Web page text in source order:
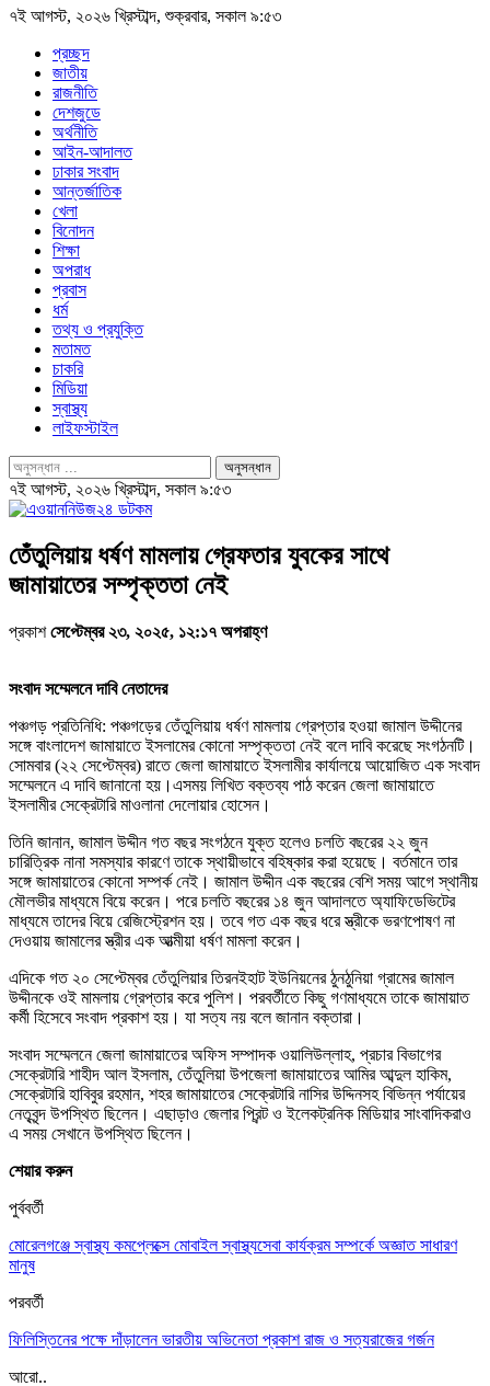
৭ই আগস্ট, ২০২৬ খ্রিস্টাব্দ, শুক্রবার, সকাল ৯:৫৩
প্রচ্ছদ
জাতীয়
রাজনীতি
দেশজুডে
অর্থনীতি
আইন-আদালত
ঢাকার সংবাদ
আন্তর্জাতিক
খেলা
বিনোদন
শিক্ষা
অপরাধ
প্রবাস
ধর্ম
তথ্য ও প্রযুক্তি
মতামত
চাকরি
মিডিয়া
স্বাস্থ্য
লাইফস্টাইল
৭ই আগস্ট, ২০২৬ খ্রিস্টাব্দ, সকাল ৯:৫৩
তেঁতুলিয়ায় ধর্ষণ মামলায় গ্রেফতার যুবকের সাথে
জামায়াতের সম্পৃক্ততা নেই
প্রকাশসেপ্টেম্বর ২৩, ২০২৫, ১২:১৭ অপরাহ্ণ
সংবাদ সম্মেলনে দাবি নেতাদের
পঞ্চগড় প্রতিনিধি: পঞ্চগড়ের তেঁতুলিয়ায় ধর্ষণ মামলায় গ্রেপ্তার হওয়া জামাল উদ্দীনের
সঙ্গে বাংলাদেশ জামায়াতে ইসলামের কোনো সম্পৃক্ততা নেই বলে দাবি করেছে সংগঠনটি।
সোমবার (২২ সেপ্টেম্বর) রাতে জেলা জামায়াতে ইসলামীর কার্যালয়ে আয়োজিত এক সংবাদ
সম্মেলনে এ দাবি জানানো হয়।এসময় লিখিত বক্তব্য পাঠ করেন জেলা জামায়াতে
ইসলামীর সেক্রেটারি মাওলানা দেলোয়ার হোসেন।
তিনি জানান, জামাল উদ্দীন গত বছর সংগঠনে যুক্ত হলেও চলতি বছরের ২২ জুন
চারিত্রিক নানা সমস্যার কারণে তাকে স্থায়ীভাবে বহিষ্কার করা হয়েছে। বর্তমানে তার
সঙ্গে জামায়াতের কোনো সম্পর্ক নেই। জামাল উদ্দীন এক বছরের বেশি সময় আগে স্থানীয়
মৌলভীর মাধ্যমে বিয়ে করেন। পরে চলতি বছরের ১৪ জুন আদালতে অ্যাফিডেভিটের
মাধ্যমে তাদের বিয়ে রেজিস্ট্রেশন হয়। তবে গত এক বছর ধরে স্ত্রীকে ভরণপোষণ না
দেওয়ায় জামালের স্ত্রীর এক আত্মীয়া ধর্ষণ মামলা করেন।
এদিকে গত ২০ সেপ্টেম্বর তেঁতুলিয়ার তিরনইহাট ইউনিয়নের ঠুনঠুনিয়া গ্রামের জামাল
উদ্দীনকে ওই মামলায় গ্রেপ্তার করে পুলিশ। পরবর্তীতে কিছু গণমাধ্যমে তাকে জামায়াত
কর্মী হিসেবে সংবাদ প্রকাশ হয়। যা সত্য নয় বলে জানান বক্তারা।
সংবাদ সম্মেলনে জেলা জামায়াতের অফিস সম্পাদক ওয়ালিউল্লাহ, প্রচার বিভাগের
সেক্রেটারি শাহীদ আল ইসলাম, তেঁতুলিয়া উপজেলা জামায়াতের আমির আব্দুল হাকিম,
সেক্রেটারি হাবিবুর রহমান, শহর জামায়াতের সেক্রেটারি নাসির উদ্দিনসহ বিভিন্ন পর্যায়ের
নেতৃবৃন্দ উপস্থিত ছিলেন। এছাড়াও জেলার প্রিন্ট ও ইলেকট্রনিক মিডিয়ার সাংবাদিকরাও
এ সময় সেখানে উপস্থিত ছিলেন।
শেয়ার করুন
পুর্ববর্তী
মোরেলগঞ্জে স্বাস্থ্য কমপ্লেক্সে মোবাইল স্বাস্থ্যসেবা কার্যক্রম সম্পর্কে অজ্ঞাত সাধারণ
মানুষ
পরবর্তী
ফিলিস্তিনের পক্ষে দাঁড়ালেন ভারতীয় অভিনেতা প্রকাশ রাজ ও সত্যরাজের গর্জন
আরো..